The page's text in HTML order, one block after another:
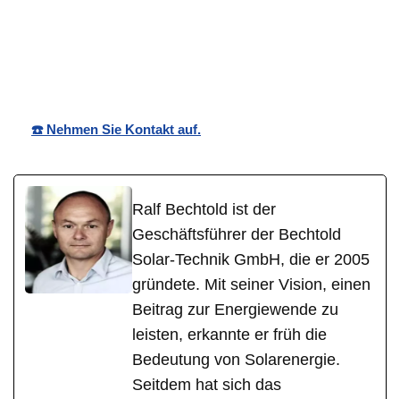
☎️ Nehmen Sie Kontakt auf.
Ralf Bechtold ist der
Geschäftsführer der Bechtold
Solar-Technik GmbH, die er 2005
gründete. Mit seiner Vision, einen
Beitrag zur Energiewende zu
leisten, erkannte er früh die
Bedeutung von Solarenergie.
Seitdem hat sich das